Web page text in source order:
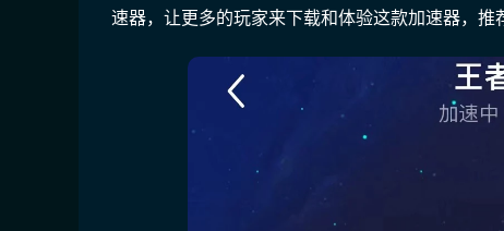
速器，让更多的玩家来下载和体验这款加速器，推